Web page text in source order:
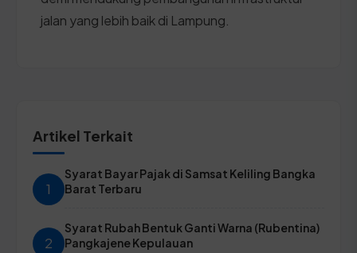
jalan yang lebih baik di Lampung.
Artikel Terkait
1
Syarat Bayar Pajak di Samsat Keliling Bangka
Barat Terbaru
2
Syarat Rubah Bentuk Ganti Warna (Rubentina)
Pangkajene Kepulauan